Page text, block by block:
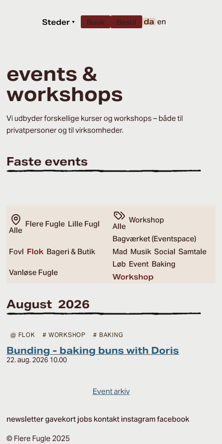
Steder▾ Book Bestil da en
events &
workshops
Vi udbyder forskellige kurser og workshops – både til
privatpersoner og til virksomheder.
Faste events
Alle
Flere Fugle Lille Fugl
Fovl Flok Bageri & Butik
Vanløse Fugle
Alle
Workshop
Bagværket (Eventspace)
Mad Musik Social Samtale
Løb Event Baking
Workshop
August 2026
@ FLOK # WORKSHOP # BAKING
Bunding - baking buns with Doris
22. aug. 2026 10.00
Event arkiv
newslettergavekort jobs kontakt instagram facebook
© Flere Fugle 2025